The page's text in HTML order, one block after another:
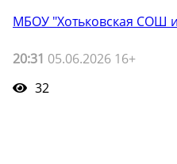
МБОУ "Хотьковская СОШ
20:31 05.06.2026 16+
32